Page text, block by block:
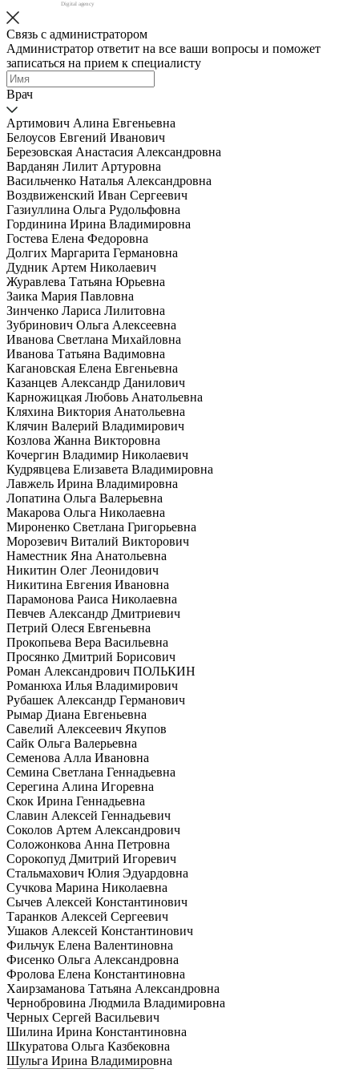
Digital agency
Связь с администратором
Администратор ответит на все ваши вопросы и поможет
записаться на прием к специалисту
Врач
Артимович Алина Евгеньевна
Белоусов Евгений Иванович
Березовская Анастасия Александровна
Варданян Лилит Артуровна
Васильченко Наталья Александровна
Воздвиженский Иван Сергеевич
Газиуллина Ольга Рудольфовна
Гординина Ирина Владимировна
Гостева Елена Федоровна
Долгих Маргарита Германовна
Дудник Артем Николаевич
Журавлева Татьяна Юрьевна
Заика Мария Павловна
Зинченко Лариса Лилитовна
Зубринович Ольга Алексеевна
Иванова Светлана Михайловна
Иванова Татьяна Вадимовна
Кагановская Елена Евгеньевна
Казанцев Александр Данилович
Карножицкая Любовь Анатольевна
Кляхина Виктория Анатольевна
Клячин Валерий Владимирович
Козлова Жанна Викторовна
Кочергин Владимир Николаевич
Кудрявцева Елизавета Владимировна
Лавжель Ирина Владимировна
Лопатина Ольга Валерьевна
Макарова Ольга Николаевна
Мироненко Светлана Григорьевна
Морозевич Виталий Викторович
Наместник Яна Анатольевна
Никитин Олег Леонидович
Никитина Евгения Ивановна
Парамонова Раиса Николаевна
Певчев Александр Дмитриевич
Петрий Олеся Евгеньевна
Прокопьева Вера Васильевна
Просянко Дмитрий Борисович
Роман Александрович ПОЛЬКИН
Романюха Илья Владимирович
Рубашек Александр Германович
Рымар Диана Евгеньевна
Савелий Алексеевич Якупов
Сайк Ольга Валерьевна
Семенова Алла Ивановна
Семина Светлана Геннадьевна
Серегина Алина Игоревна
Скок Ирина Геннадьевна
Славин Алексей Геннадьевич
Соколов Артем Александрович
Соложонкова Анна Петровна
Сорокопуд Дмитрий Игоревич
Стальмахович Юлия Эдуардовна
Сучкова Марина Николаевна
Сычев Алексей Константинович
Таранков Алексей Сергеевич
Ушаков Алексей Константинович
Фильчук Елена Валентиновна
Фисенко Ольга Александровна
Фролова Елена Константиновна
Хаирзаманова Татьяна Александровна
Чернобровина Людмила Владимировна
Черных Сергей Васильевич
Шилина Ирина Константиновна
Шкуратова Ольга Казбековна
Шульга Ирина Владимировна